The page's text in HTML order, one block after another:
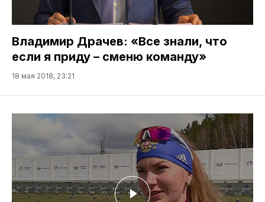
Владимир Драчев: «Все знали, что
если я приду – сменю команду»
18 мая 2018, 23:21